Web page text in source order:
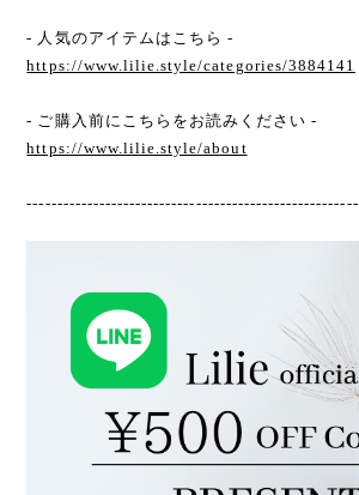
- 人気のアイテムはこちら -
https://www.lilie.style/categories/3884141
- ご購入前にこちらをお読みください -
https://www.lilie.style/about
-------------------------------------------------------